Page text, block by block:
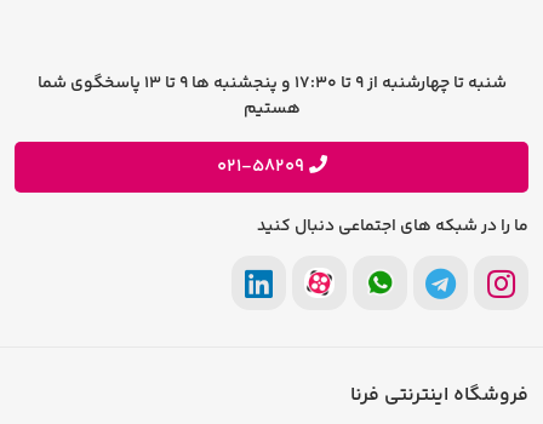
شرایط و قوانین
فرصت های شغلی
پیشنهادات و انتقادات
شنبه تا چهارشنبه از 9 تا 17:30 و پنجشنبه ها 9 تا 13 پاسخگوی شما
هستیم
021-58209
ما را در شبکه های اجتماعی دنبال کنید
فروشگاه اینترنتی فرنا